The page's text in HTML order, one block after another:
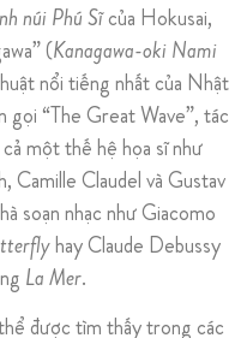
núi Phú Sĩcủa Hokusai,
(Kanagawa-oki Nami
nổi tiếng nhất của Nhật
gọi “The Great Wave”, tác
một thế hệ họa sĩ như
Camille Claudel và Gustav
soạn nhạc như Giacomo
hay Claude Debussy
La Mer.
được tìm thấy trong các